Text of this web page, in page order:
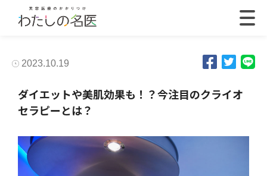
2023.10.19
ダイエットや美肌効果も！？今注目のクライオ
セラピーとは？